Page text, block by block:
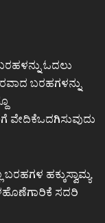
ಓದಲು
ಬರಹಗಳನ್ನು
ಹಕ್ಕುಸ್ವಾಮ್ಯ
ಸದರಿ